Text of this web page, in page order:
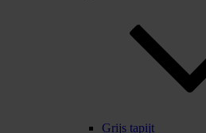
Grijs tapijt